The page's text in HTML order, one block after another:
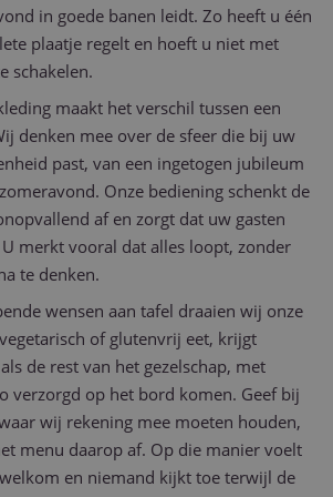
in goede banen leidt. Zo heeft u één
plaatje regelt en hoeft u niet met
schakelen.
maakt het verschil tussen een
denken mee over de sfeer die bij uw
past, van een ingetogen jubileum
Onze bediening schenkt de
af en zorgt dat uw gasten
merkt vooral dat alles loopt, zonder
te denken.
wensen aan tafel draaien wij onze
of glutenvrij eet, krijgt
de rest van het gezelschap, met
verzorgd op het bord komen. Geef bij
wij rekening mee moeten houden,
menu daarop af. Op die manier voelt
en niemand kijkt toe terwijl de
www.purple-
basis van
om
te
Het is
gesproken
willekeurig
voor de
status
gebruiker
pagina's.
CookieScript
www.purple-
catering.nl
1 maand 2
Deze
door de
Google Privacy Policy